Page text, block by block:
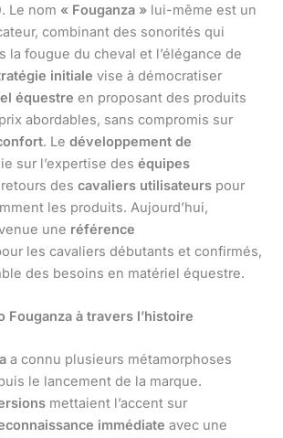
. Le nom « Fouganza » lui-même est un
combinant des sonorités qui
la fougue du cheval et l’élégance de
initiale vise à démocratiser
équestre en proposant des produits
abordables, sans compromis sur
. Le développement de
sur l’expertise des équipes
des cavaliers utilisateurs pour
les produits. Aujourd’hui,
une référence
les cavaliers débutants et confirmés,
des besoins en matériel équestre.
Fouganza à travers l’histoire
a connu plusieurs métamorphoses
le lancement de la marque.
mettaient l’accent sur
immédiate avec une